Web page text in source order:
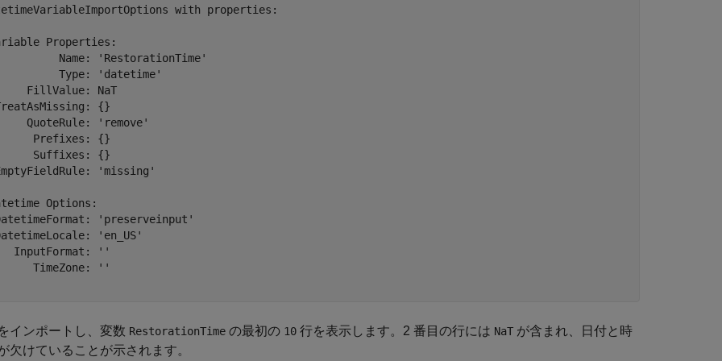
with properties:
Properties:
Name: 'RestorationTime'
Type: 'datetime'
FillValue: NaT
{}
QuoteRule: 'remove'
Prefixes: {}
Suffixes: {}
'missing'
Options:
'preserveinput'
'en_US'
InputFormat: ''
TimeZone: ''
インポートし、変数 RestorationTime の最初の 10 行を表示します。2 番目の行には NaT が含まれ、日付と時
欠けていることが示されます。